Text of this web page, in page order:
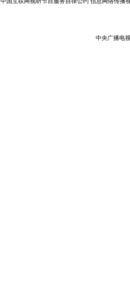
中央广播电